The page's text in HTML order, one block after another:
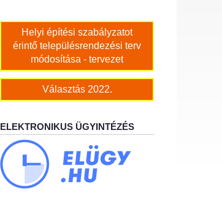
Helyi építési szabályzatot
érintő településrendezési terv
módosítása - tervezet
Választás 2022.
ELEKTRONIKUS ÜGYINTÉZÉS